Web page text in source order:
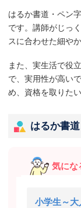
はるか書道・ペン
です。講師がじっ
スに合わせた細や
また、実生活で役
で、実用性が高い
め、資格を取りた
はるか書
気にな
小学生～大